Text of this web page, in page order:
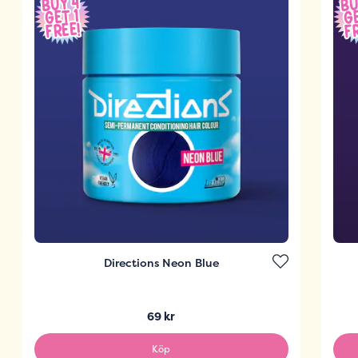
Directions Neon Blue
69 kr
Köp